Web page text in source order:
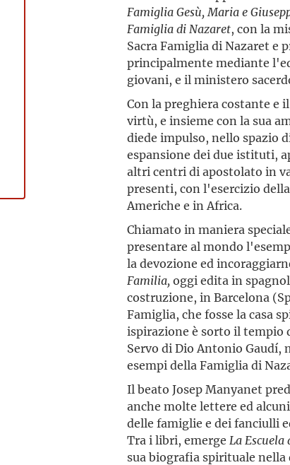
Famiglia Gesù, Maria e
Famiglia di Nazaret, con la
Sacra Famiglia di Nazaret e
principalmente mediante
giovani, e il ministero
Con la preghiera costante e
virtù, e insieme con la sua
diede impulso, nello spazio
espansione dei due istituti,
altri centri di apostolato in
presenti, con l'esercizio
Americhe e in Africa.
Chiamato in maniera
presentare al mondo
la devozione ed
Familia,oggi edita in
costruzione, in Barcelona
Famiglia, che fosse la casa
ispirazione è sorto il tempio
Servo di Dio Antonio Gaudí,
esempi della Famiglia di
Il beato Josep Manyanet
anche molte lettere ed
delle famiglie e dei fanciulli
Tra i libri, emerge La Escuela
sua biografia spirituale nella